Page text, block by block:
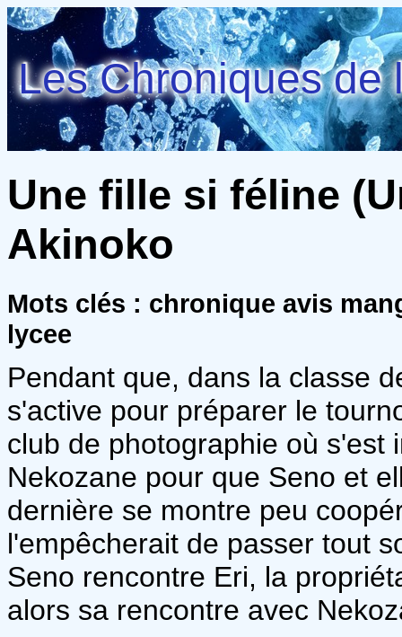
Les Chroniques de
Une fille si féline
Akinoko
Mots clés : chronique avis
lycee
Pendant que, dans la classe
s'active pour préparer le
club de photographie où s'est
Nekozane pour que Seno et
dernière se montre peu
l'empêcherait de passer tout
Seno rencontre Eri, la
alors sa rencontre avec